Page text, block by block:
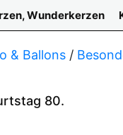
Wunderkerzen
& Ballons /
80.